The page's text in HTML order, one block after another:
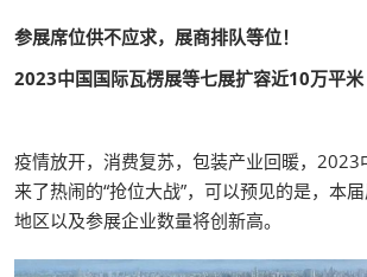
参展席位供不应求，展商排队等位！
2023中国国际瓦楞展等七展扩容近10万平米
疫情放开，消费复苏，包装产业回暖，2023
来了热闹的“抢位大战”，可以预见的是，本
地区以及参展企业数量将创新高。